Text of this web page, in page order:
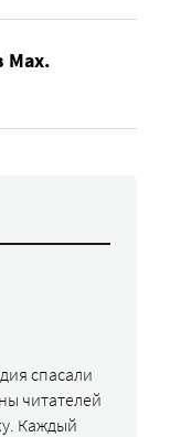
Max.
спасали
читателей
Каждый